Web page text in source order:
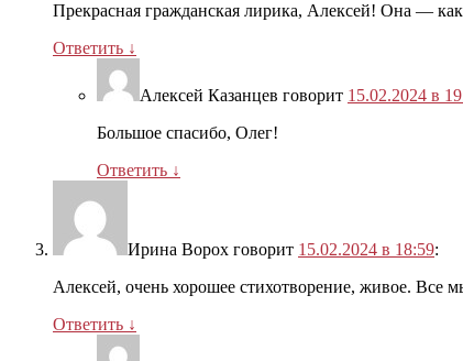
Прекрасная гражданская лирика, Алексей! Она —
Ответить ↓
Алексей Казанцев говорит 15.02.2024 в
Большое спасибо, Олег!
Ответить ↓
Ирина Ворох говорит 15.02.2024 в 18:59:
Алексей, очень хорошее стихотворение, живое. Все
Ответить ↓